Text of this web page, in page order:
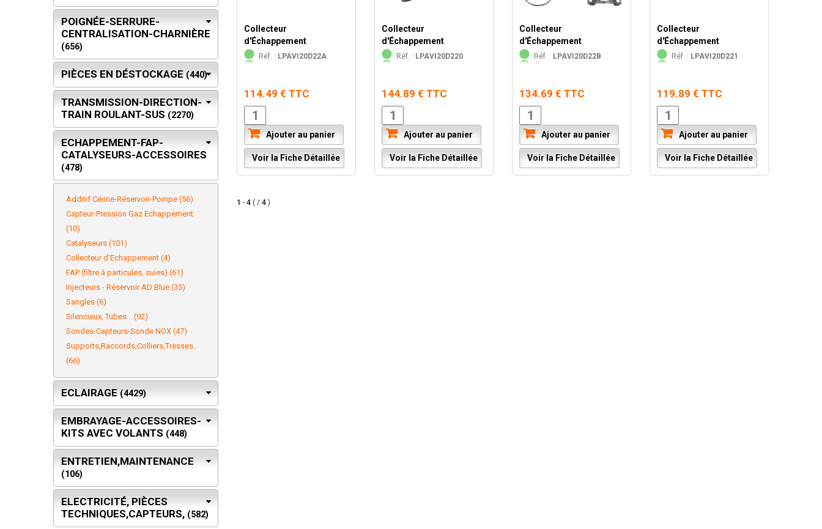
Collecteur
d'Échappement
Réf. : LPAVI20D22A
114.49 € TTC
Ajouter au panier
Voir la Fiche Détaillée
Collecteur
d'Échappement
Réf. : LPAVI20D220
144.89 € TTC
Ajouter au panier
Voir la Fiche Détaillée
Collecteur
d'Échappement
Réf. : LPAVI20D22B
134.69 € TTC
Ajouter au panier
Voir la Fiche Détaillée
Collecteur
d'Échappement
Réf. : LPAVI20D221
119.89 € TTC
Ajouter au panier
Voir la Fiche Détaillée
1 - 4 ( / 4 )
POIGNÉE-SERRURE-
CENTRALISATION-CHARNIÈRE
(656)
PIÈCES EN DÉSTOCKAGE (440)
TRANSMISSION-DIRECTION-
TRAIN ROULANT-SUS (2270)
ECHAPPEMENT-FAP-
CATALYSEURS-ACCESSOIRES
(478)
Additif Cérine-Réservoir-Pompe (56)
Capteur-Pression Gaz Echappement
(10)
Catalyseurs (101)
Collecteur d'Echappement (4)
FAP (filtre à particules, suies) (61)
Injecteurs - Réservoir AD Blue (35)
Sangles (6)
Silencieux, Tubes... (92)
Sondes-Capteurs-Sonde NOX (47)
Supports,Raccords,Colliers,Tresses..
(66)
ECLAIRAGE (4429)
EMBRAYAGE-ACCESSOIRES-
KITS AVEC VOLANTS (448)
ENTRETIEN,MAINTENANCE
(106)
ELECTRICITÉ, PIÈCES
TECHNIQUES,CAPTEURS, (582)